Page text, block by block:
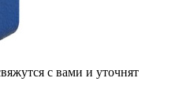
с вами и уточнят